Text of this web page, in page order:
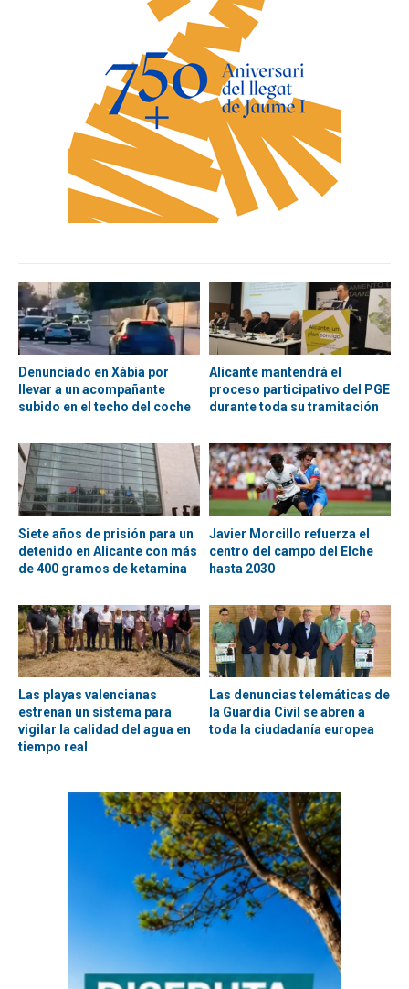
Denunciado en Xàbia por
llevar a un acompañante
subido en el techo del coche
Alicante mantendrá el
proceso participativo del PGE
durante toda su tramitación
Siete años de prisión para un
detenido en Alicante con más
de 400 gramos de ketamina
Javier Morcillo refuerza el
centro del campo del Elche
hasta 2030
Las playas valencianas
estrenan un sistema para
vigilar la calidad del agua en
tiempo real
Las denuncias telemáticas de
la Guardia Civil se abren a
toda la ciudadanía europea